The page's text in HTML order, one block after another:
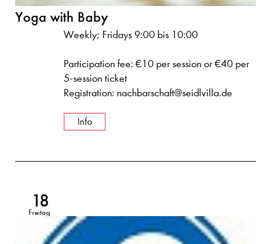
Yoga with Baby
Weekly; Fridays 9:00 bis 10:00
Participation fee: €10 per session or €40 per
5-session ticket
Registration: nachbarschaft@seidlvilla.de
Info
18
Freitag